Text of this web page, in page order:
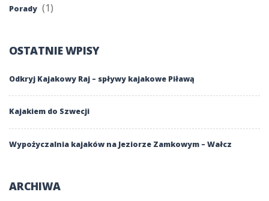
Porady (1)
OSTATNIE WPISY
Odkryj Kajakowy Raj – spływy kajakowe Piławą
Kajakiem do Szwecji
Wypożyczalnia kajaków na Jeziorze Zamkowym – Wałcz
ARCHIWA